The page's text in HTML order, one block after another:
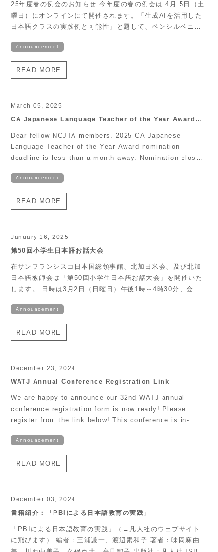
and have prior experience in Japanese language
education. If you are interested, please send your
resume to: tutoring@usajapan.org For more details,
please […]
25年度春の例会のお知らせ 今年度の春の例会は 4月 5日（土
曜日）にオンラインにて開催されます。「生成AIを活用した
日本語クラスの実践例と可能性」と題して、ペンシルベニア
実践されている「学生とのインターラクティブな役割を果た
すAI」の具体例をお話しいただき、後半はプロンプトの書き
方の紹介や、実際にAIを使ってみるアクティビティも予定し
ただけますが、非会員の方は当会のウェブサイト
(https://ncjta.org) から会員登録をお願いいたします。 タイ
講師：中山諒先生 (University of Pennsylvania) 日
時： 4/5(土) 1 pm – 3:10 pm (PDT) 参加登録のリンクはこ
ちら フォーマット：Zoom ＊参加者の方々には、4月4日 (金
曜日) にZoom リンクをメールでお送りします。 スケジュー
ル (tentative) 1:00 pm – 1:05 pm 開会の挨拶 NCJTA会
長 1:05 pm – 1:10 pm Japan Foundationからのお知ら
Announcement
READ MORE
March 05, 2025
CA Japanese Language Teacher of the Year Award
Dear fellow NCJTA members, 2025 CA Japanese
Language Teacher of the Year Award nomination
deadline is less than a month away. Nomination closes
recognize and advocate for amazing California
Japanese language teachers remains strong. We will
strengthen our outreach about the importance of this
Announcement
READ MORE
January 16, 2025
第50回小学生日本語お話大会
在サンフランシスコ日本国総領事館、北加日米会、及び北加
日本語教師会は「第50回小学生日本語お話大会」を開催いた
します。 日時は3月2日（日曜日）午後1時～4時30分、会場
ター（JCCCNC）で開催されます。参加資格や申込み方法な
どの詳細については、「第50回小学生日本語お話大会開催の
お知らせ」（日英両語）をご覧ください。お問い合わせは下
ル: hokka.nechibeikai@yahoo.com（担当：千石浩）
Hokka Nichi Bei Kai (Japanese American Association
in San Francisco, and the Northern California Japanese
Teachers’ Association (NCJTA) are pleased to
announce the “50th Annual Japanese Speech Contest
for Elementary School Students.” ” The event will be
held on Sunday, March 2, from 1:00 […]
Announcement
READ MORE
December 23, 2024
WATJ Annual Conference Registration Link
We are happy to announce our 32nd WATJ annual
conference registration form is now ready! Please
register from the link below! This conference is in-
option. However, we are excited to actually “meet” and
greet each other! https://forms.gle/dFRf3htVxDQkvbfz6
We are still accepting the breakout session presenters.
Announcement
READ MORE
December 03, 2024
書籍紹介：「PBIによる日本語教育の実践」
「PBIによる日本語教育の実践」（←凡人社のウェブサイト
に飛びます） 編者：三浦謙一、渡辺素和子 著者：味岡麻由